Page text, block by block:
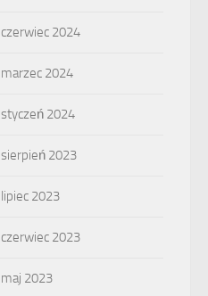
czerwiec 2024
marzec 2024
styczeń 2024
sierpień 2023
lipiec 2023
czerwiec 2023
maj 2023